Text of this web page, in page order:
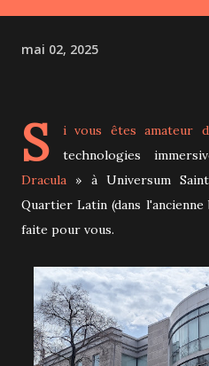
mai 02, 2025
S
i vous êtes amateur
technologies
Dracula » à Universum
Quartier Latin (dans
faite pour vous.